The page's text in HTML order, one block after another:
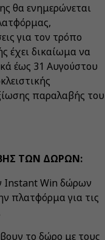
θα ενημερώνεται
για τον τρόπο
έχει δικαίωμα να
έως 31 Αυγούστου
παραλαβής του
ΤΩΝ ΔΩΡΩΝ:
Instant Win δώρων
πλατφόρμα για τις
το δώρο με τους